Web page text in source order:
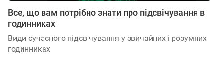
Все, що вам потрібно знати про підсвічування в
годинниках
Види сучасного підсвічування у звичайних і розумних
годинниках